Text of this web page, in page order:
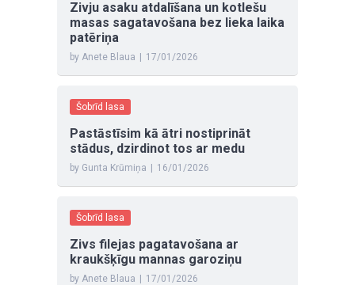
Zivju asaku atdalīšana un kotlešu
masas sagatavošana bez lieka laika
patēriņa
by Anete Blaua | 17/01/2026
Šobrīd lasa
Pastāstīsim kā ātri nostiprināt
stādus, dzirdinot tos ar medu
by Gunta Krūmiņa | 16/01/2026
Šobrīd lasa
Zivs filejas pagatavošana ar
kraukšķīgu mannas garoziņu
by Anete Blaua | 17/01/2026